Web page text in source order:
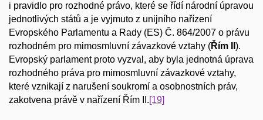
i pravidlo pro rozhodné právo, které se řídí národní úpravou
jednotlivých států a je vyjmuto z unijního nařízení
Evropského Parlamentu a Rady (ES) Č. 864/2007 o právu
rozhodném pro mimosmluvní závazkové vztahy (Řím II ).
Evropský parlament proto vyzval, aby byla jednotná úprava
rozhodného práva pro mimosmluvní závazkové vztahy,
které vznikají z narušení soukromí a osobnostních práv,
zakotvena právě v nařízení Řím II. [19]